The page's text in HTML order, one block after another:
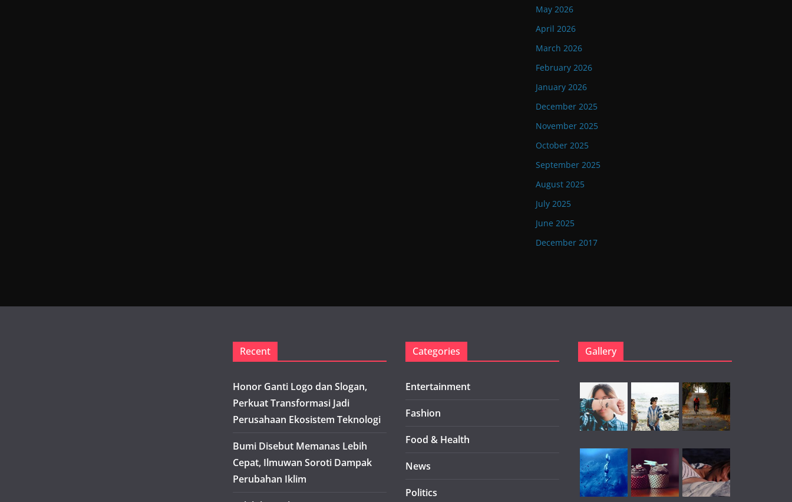
May 2026
April 2026
March 2026
February 2026
January 2026
December 2025
November 2025
October 2025
September 2025
August 2025
July 2025
June 2025
December 2017
Recent
Honor Ganti Logo dan Slogan,
Perkuat Transformasi Jadi
Perusahaan Ekosistem Teknologi
Bumi Disebut Memanas Lebih
Cepat, Ilmuwan Soroti Dampak
Perubahan Iklim
Categories
Entertainment
Fashion
Food & Health
News
Politics
Gallery